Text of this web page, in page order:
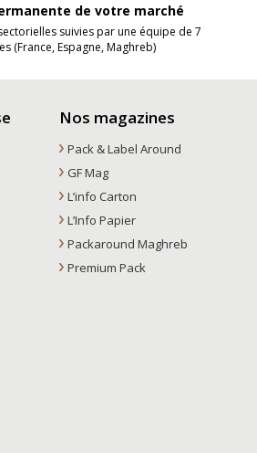
de votre marché
suivies par une équipe de 7
(France, Espagne, Maghreb)
Nos magazines
Pack & Label Around
GF Mag
L’info Carton
L’Info Papier
Packaround Maghreb
Premium Pack